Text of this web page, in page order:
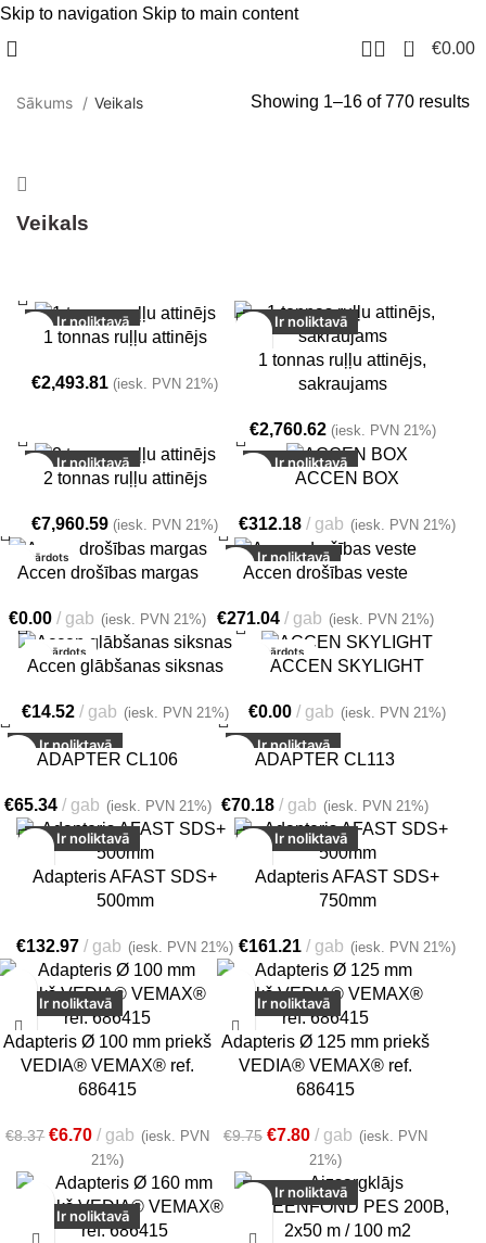
Skip to navigation Skip to main content
0 €0.00
Sākums Veikals Showing 1–16 of 770 results
Veikals
Ir noliktavā
1 tonnas ruļļu attinējs
€2,493.81 (iesk. PVN 21%)
Ir noliktavā
1 tonnas ruļļu attinējs,
sakraujams
€2,760.62 (iesk. PVN 21%)
Ir noliktavā
2 tonnas ruļļu attinējs
€7,960.59 (iesk. PVN 21%)
Ir noliktavā
ACCEN BOX
€312.18 gab (iesk. PVN 21%)
Izpārdots
Accen drošības margas
€0.00 gab (iesk. PVN 21%)
Ir noliktavā
Accen drošības veste
€271.04 gab (iesk. PVN 21%)
Izpārdots
Accen glābšanas siksnas
€14.52 gab (iesk. PVN 21%)
Izpārdots
ACCEN SKYLIGHT
€0.00 gab (iesk. PVN 21%)
Ir noliktavā
ADAPTER CL106
€65.34 gab (iesk. PVN 21%)
Ir noliktavā
ADAPTER CL113
€70.18 gab (iesk. PVN 21%)
Ir noliktavā
Adapteris AFAST SDS+
500mm
€132.97 gab (iesk. PVN 21%)
Ir noliktavā
Adapteris AFAST SDS+
750mm
€161.21 gab (iesk. PVN 21%)
-20%
Ir noliktavā
Adapteris Ø 100 mm priekš
VEDIA® VEMAX® ref.
686415
€8.37 €6.70 gab (iesk. PVN
21%)
-20%
Ir noliktavā
Adapteris Ø 125 mm priekš
VEDIA® VEMAX® ref.
686415
€9.75 €7.80 gab (iesk. PVN
21%)
-20%
Ir noliktavā
Ir noliktavā